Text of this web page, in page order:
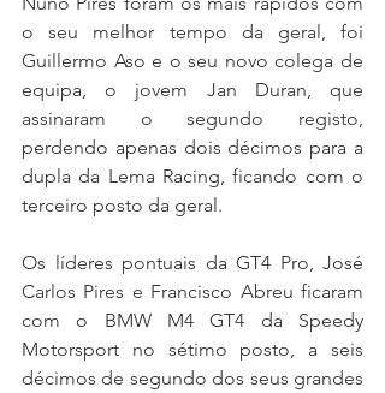
o seu melhor tempo da geral, foi
Guillermo Aso e o seu novo colega de
equipa, o jovem Jan Duran, que
assinaram o segundo registo,
perdendo apenas dois décimos para a
dupla da Lema Racing, ficando com o
terceiro posto da geral.
Os líderes pontuais da GT4 Pro, José
Carlos Pires e Francisco Abreu ficaram
com o BMW M4 GT4 da Speedy
Motorsport no sétimo posto, a seis
décimos de segundo dos seus grandes